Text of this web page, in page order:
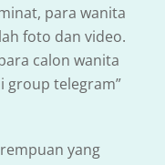
para wanita
foto dan video.
calon wanita
group telegram”
yang